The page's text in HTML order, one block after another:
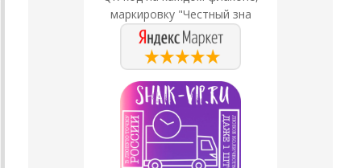
маркировку "Честный зна